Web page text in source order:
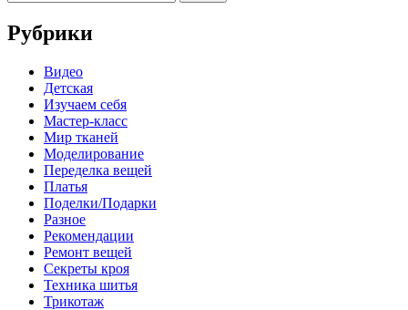
Рубрики
Видео
Детская
Изучаем себя
Мастер-класс
Мир тканей
Моделирование
Переделка вещей
Платья
Поделки/Подарки
Разное
Рекомендации
Ремонт вещей
Секреты кроя
Техника шитья
Трикотаж